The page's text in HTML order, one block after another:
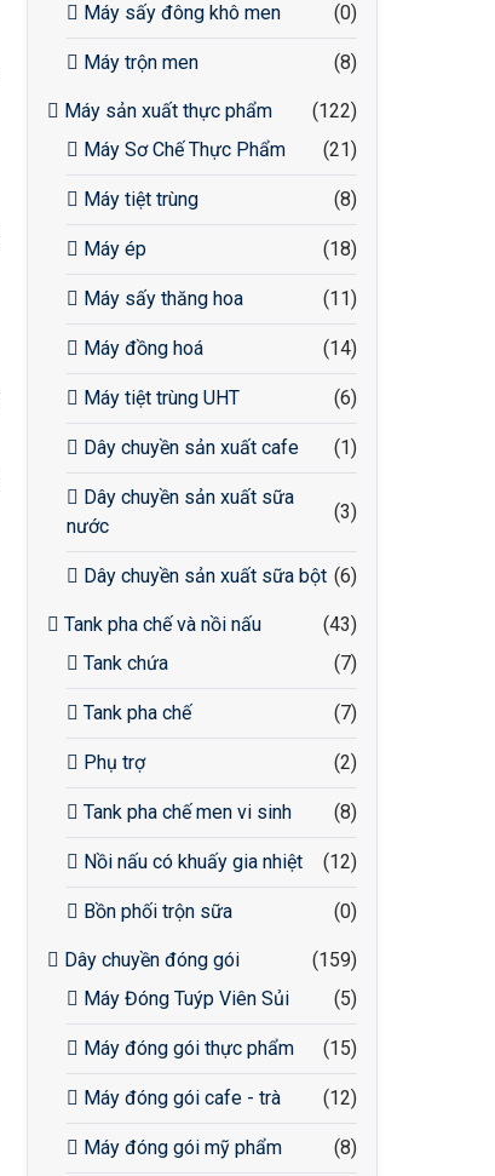
Máy sấy đông khô men (0)
Máy trộn men (8)
Máy sản xuất thực phẩm
(122)
Máy Sơ Chế Thực Phẩm
(21)
Máy tiệt trùng (8)
Máy ép (18)
Máy sấy thăng hoa (11)
Máy đồng hoá (14)
Máy tiệt trùng UHT (6)
Dây chuyền sản xuất cafe (1)
Dây chuyền sản xuất sữa
nước
(3)
Dây chuyền sản xuất sữa bột (6)
Tank pha chế và nồi nấu
(43)
Tank chứa
(7)
Tank pha chế (7)
Phụ trợ (2)
Tank pha chế men vi sinh (8)
Nồi nấu có khuấy gia nhiệt (12)
Bồn phối trộn sữa (0)
Dây chuyền đóng gói
(159)
Máy Đóng Tuýp Viên Sủi
(5)
Máy đóng gói thực phẩm (15)
Máy đóng gói cafe - trà (12)
Máy đóng gói mỹ phẩm (8)